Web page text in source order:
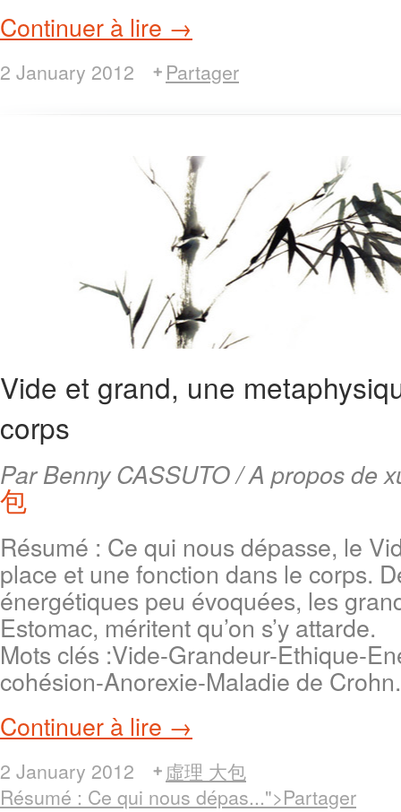
Continuer à lire →
2 January 2012 Partager
Vide et grand, une
corps
Par Benny CASSUTO / A propos de
包
Résumé : Ce qui nous dépasse, le
place et une fonction dans le corps.
énergétiques peu évoquées, les
Estomac, méritent qu’on s’y attarde.
Mots clés :Vide-Grandeur-Ethique-
cohésion-Anorexie-Maladie de Crohn.
Continuer à lire →
2 January 2012
虛理 大包
Résumé : Ce qui nous dépas...">Partager